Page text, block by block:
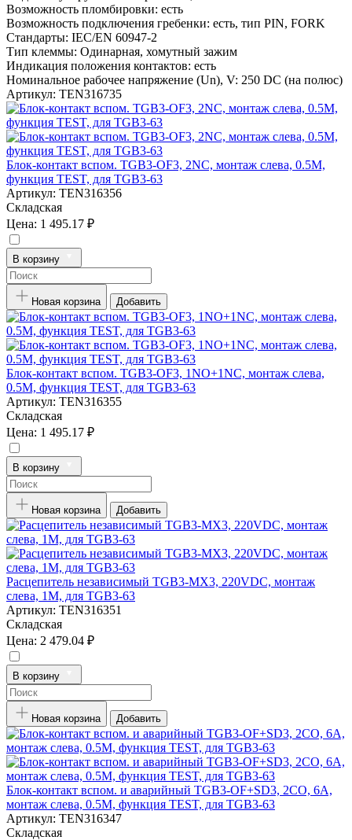
Возможность пломбировки: есть
Возможность подключения гребенки: есть, тип PIN, FORK
Стандарты: IEC/EN 60947-2
Тип клеммы: Одинарная, хомутный зажим
Индикация положения контактов: есть
Номинальное рабочее напряжение (Un), V: 250 DC (на полюс)
Артикул: TEN316735
Блок-контакт вспом. TGB3-OF3, 2NC, монтаж слева, 0.5M,
функция TEST, для TGB3-63
Артикул: TEN316356
Складская
Цена: 1 495.17 ₽
В корзину
Новая корзина Добавить
Блок-контакт вспом. TGB3-OF3, 1NO+1NC, монтаж слева,
0.5M, функция TEST, для TGB3-63
Артикул: TEN316355
Складская
Цена: 1 495.17 ₽
В корзину
Новая корзина Добавить
Расцепитель независимый TGB3-MX3, 220VDC, монтаж
слева, 1M, для TGB3-63
Артикул: TEN316351
Складская
Цена: 2 479.04 ₽
В корзину
Новая корзина Добавить
Блок-контакт вспом. и аварийный TGB3-OF+SD3, 2CO, 6A,
монтаж слева, 0.5M, функция TEST, для TGB3-63
Артикул: TEN316347
Складская